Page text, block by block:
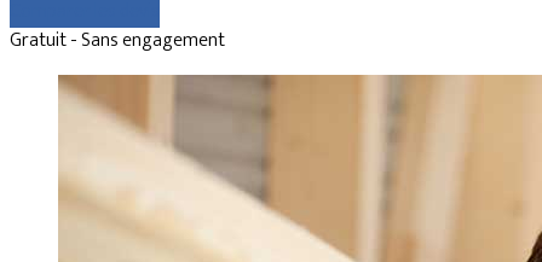
Gratuit - Sans engagement